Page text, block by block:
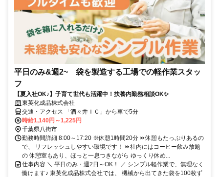
平日のみ&週2~ 袋を製造する工場での軽作業スタッ
フ
【夏入社OK♪】子育て世代も活躍中！扶養内勤務相談OK✨
東英化成品株式会社
交通・アクセス 「酒々井ＩＣ」から車で5分
時給1,140円～1,225円
千葉県八街市
勤務時間詳細 8:00～17:20 ※休憩1時間20分 ⏩休憩もたっぷりあるの
で、 リフレッシュしやすい環境です！ ⏩社内にはコーヒー飲み放題
の 休憩室もあり、ほっと一息つきながら ゆっくり休め...
仕事内容 ＼ 平日のみ・週2日～OK！ ／ シンプル軽作業で、無理なく
働けます♪ 東英化成品株式会社では、 機械から出てきた袋を100枚ず